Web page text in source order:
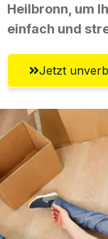
Heilbronn, um
einfach und
Jetzt